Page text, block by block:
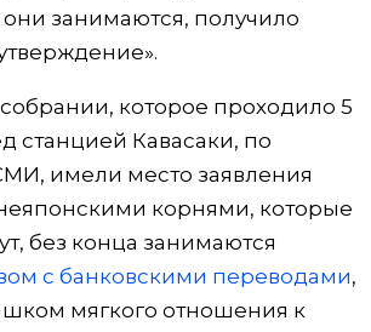
занимаются, получило
которое проходило 5
станцией Кавасаки, по
имели место заявления
корнями, которые
без конца занимаются
с банковскими переводами,
мягкого отношения к